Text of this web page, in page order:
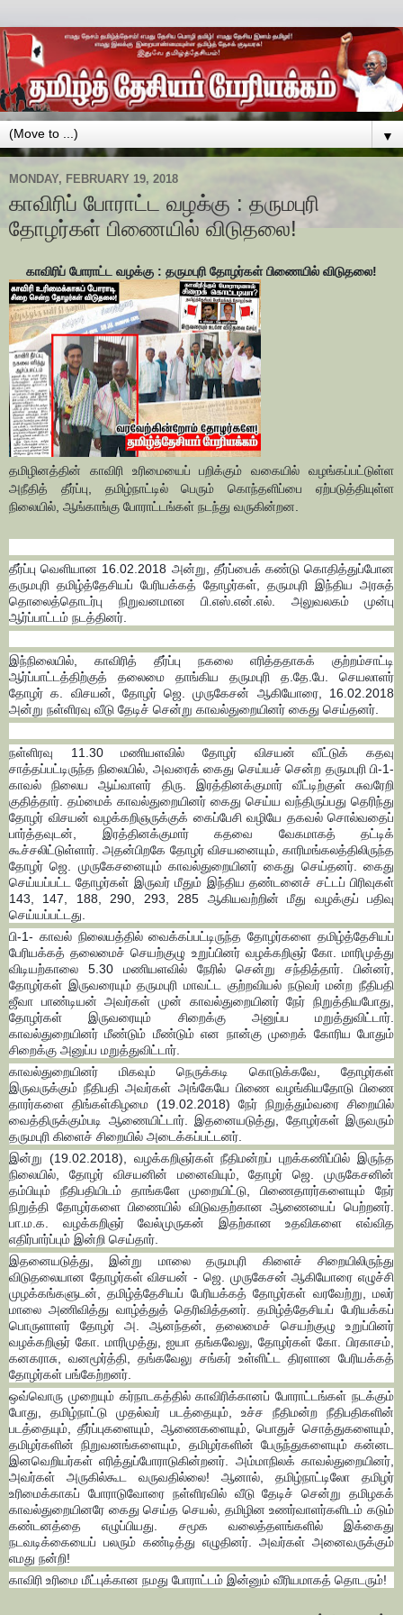
▼
MONDAY, FEBRUARY 19, 2018
காவிரிப் போராட்ட வழக்கு : தருமபுரி
தோழர்கள் பிணையில் விடுதலை!
காவிரிப் போராட்ட வழக்கு : தருமபுரி தோழர்கள் பிணையில் விடுதலை!
தமிழினத்தின் காவிரி உரிமையைப் பறிக்கும் வகையில் வழங்கப்பட்டுள்ள
அநீதித் தீர்ப்பு, தமிழ்நாட்டில் பெரும் கொந்தளிப்பை ஏற்படுத்தியுள்ள
நிலையில், ஆங்காங்கு போராட்டங்கள் நடந்து வருகின்றன.
தீர்ப்பு வெளியான 16.02.2018 அன்று, தீர்ப்பைக் கண்டு கொதித்துப்போன
தருமபுரி தமிழ்த்தேசியப் பேரியக்கத் தோழர்கள், தருமபுரி இந்திய அரசுத்
தொலைத்தொடர்பு நிறுவனமான பி.எஸ்.என்.எல். அலுவலகம் முன்பு
ஆர்ப்பாட்டம் நடத்தினர்.
இந்நிலையில், காவிரித் தீர்ப்பு நகலை எரித்ததாகக் குற்றம்சாட்டி
ஆர்ப்பாட்டத்திற்குத் தலைமை தாங்கிய தருமபுரி த.தே.பே. செயலாளர்
தோழர் க. விசயன், தோழர் ஜெ. முருகேசன் ஆகியோரை, 16.02.2018
அன்று நள்ளிரவு வீடு தேடிச் சென்று காவல்துறையினர் கைது செய்தனர்.
நள்ளிரவு 11.30 மணியளவில் தோழர் விசயன் வீட்டுக் கதவு
சாத்தப்பட்டிருந்த நிலையில், அவரைக் கைது செய்யச் சென்ற தருமபுரி பி-1-
காவல் நிலைய ஆய்வாளர் திரு. இரத்தினக்குமார் வீட்டிற்குள் சுவரேறி
குதித்தார். தம்மைக் காவல்துறையினர் கைது செய்ய வந்திருப்பது தெரிந்து
தோழர் விசயன் வழக்கறிஞருக்குக் கைப்பேசி வழியே தகவல் சொல்வதைப்
பார்த்தவுடன், இரத்தினக்குமார் கதவை வேகமாகத் தட்டிக்
கூச்சலிட்டுள்ளார். அதன்பிறகே தோழர் விசயனையும், காரிமங்கலத்திலிருந்த
தோழர் ஜெ. முருகேசனையும் காவல்துறையினர் கைது செய்தனர். கைது
செய்யப்பட்ட தோழர்கள் இருவர் மீதும் இந்திய தண்டனைச் சட்டப் பிரிவுகள்
143, 147, 188, 290, 293, 285 ஆகியவற்றின் மீது வழக்குப் பதிவு
செய்யப்பட்டது.
பி-1- காவல் நிலையத்தில் வைக்கப்பட்டிருந்த தோழர்களை தமிழ்த்தேசியப்
பேரியக்கத் தலைமைச் செயற்குழு உறுப்பினர் வழக்கறிஞர் கோ. மாரிமுத்து
விடியற்காலை 5.30 மணியளவில் நேரில் சென்று சந்தித்தார். பின்னர்,
தோழர்கள் இருவரையும் தருமபுரி மாவட்ட குற்றவியல் நடுவர் மன்ற நீதிபதி
ஜீவா பாண்டியன் அவர்கள் முன் காவல்துறையினர் நேர் நிறுத்தியபோது,
தோழர்கள் இருவரையும் சிறைக்கு அனுப்ப மறுத்துவிட்டார்.
காவல்துறையினர் மீண்டும் மீண்டும் என நான்கு முறைக் கோரிய போதும்
சிறைக்கு அனுப்ப மறுத்துவிட்டார்.
காவல்துறையினர் மிகவும் நெருக்கடி கொடுக்கவே, தோழர்கள்
இருவருக்கும் நீதிபதி அவர்கள் அங்கேயே பிணை வழங்கியதோடு பிணை
தாரர்களை திங்கள்கிழமை (19.02.2018) நேர் நிறுத்தும்வரை சிறையில்
வைத்திருக்கும்படி ஆணையிட்டார். இதனையடுத்து, தோழர்கள் இருவரும்
தருமபுரி கிளைச் சிறையில் அடைக்கப்பட்டனர்.
இன்று (19.02.2018), வழக்கறிஞர்கள் நீதிமன்றப் புறக்கணிப்பில் இருந்த
நிலையில், தோழர் விசயனின் மனைவியும், தோழர் ஜெ. முருகேசனின்
தம்பியும் நீதிபதியிடம் தாங்களே முறையிட்டு, பிணைதாரர்களையும் நேர்
நிறுத்தி தோழர்களை பிணையில் விடுவதற்கான ஆணையைப் பெற்றனர்.
பா.ம.க. வழக்கறிஞர் வேல்முருகன் இதற்கான உதவிகளை எவ்வித
எதிர்பார்ப்பும் இன்றி செய்தார்.
இதனையடுத்து, இன்று மாலை தருமபுரி கிளைச் சிறையிலிருந்து
விடுதலையான தோழர்கள் விசயன் - ஜெ. முருகேசன் ஆகியோரை எழுச்சி
முழக்கங்களுடன், தமிழ்த்தேசியப் பேரியக்கத் தோழர்கள் வரவேற்று, மலர்
மாலை அணிவித்து வாழ்த்துத் தெரிவித்தனர். தமிழ்த்தேசியப் பேரியக்கப்
பொருளாளர் தோழர் அ. ஆனந்தன், தலைமைச் செயற்குழு உறுப்பினர்
வழக்கறிஞர் கோ. மாரிமுத்து, ஐயா தங்கவேலு, தோழர்கள் கோ. பிரகாசம்,
கனகராசு, வனமூர்த்தி, தங்கவேலு சங்கர் உள்ளிட்ட திரளான பேரியக்கத்
தோழர்கள் பங்கேற்றனர்.
ஒவ்வொரு முறையும் கர்நாடகத்தில் காவிரிக்கானப் போராட்டங்கள் நடக்கும்
போது, தமிழ்நாட்டு முதல்வர் படத்தையும், உச்ச நீதிமன்ற நீதிபதிகளின்
படத்தையும், தீர்ப்புகளையும், ஆணைகளையும், பொதுச் சொத்துகளையும்,
தமிழர்களின் நிறுவனங்களையும், தமிழர்களின் பேருந்துகளையும் கன்னட
இனவெறியர்கள் எரித்துப்போராடுகின்றனர். அம்மாநிலக் காவல்துறையினர்,
அவர்கள் அருகில்கூட வருவதில்லை! ஆனால், தமிழ்நாட்டிலோ தமிழர்
உரிமைக்காகப் போராடுவோரை நள்ளிரவில் வீடு தேடிச் சென்று தமிழகக்
காவல்துறையினரே கைது செய்த செயல், தமிழின உணர்வாளர்களிடம் கடும்
கண்டனத்தை எழுப்பியது. சமூக வலைத்தளங்களில் இக்கைது
நடவடிக்கையைப் பலரும் கண்டித்து எழுதினர். அவர்கள் அனைவருக்கும்
எமது நன்றி!
காவிரி உரிமை மீட்புக்கான நமது போராட்டம் இன்னும் வீரியமாகத் தொடரும்!